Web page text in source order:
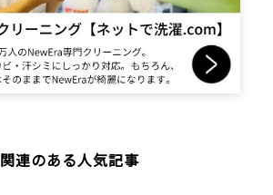
関連のある人気記事